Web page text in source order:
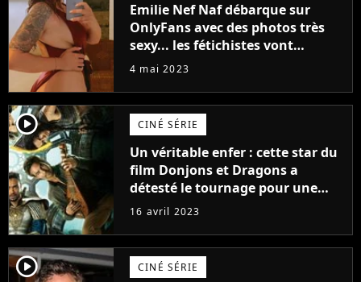
Emilie Nef Naf débarque sur
OnlyFans avec des photos très
sexy... les fétichistes vont
prendre leur pied !
4 mai 2023
player2 CINÉ SÉRIE
Un véritable enfer : cette star du
film Donjons et Dragons a
détesté le tournage pour une
raison très spéciale
16 avril 2023
player2 CINÉ SÉRIE